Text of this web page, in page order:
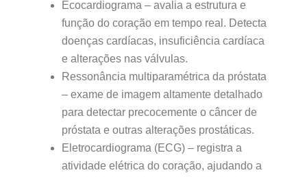
Ecocardiograma – avalia a estrutura e
função do coração em tempo real. Detecta
doenças cardíacas, insuficiência cardíaca
e alterações nas válvulas.
Ressonância multiparamétrica da próstata
– exame de imagem altamente detalhado
para detectar precocemente o câncer de
próstata e outras alterações prostáticas.
Eletrocardiograma (ECG) – registra a
atividade elétrica do coração, ajudando a